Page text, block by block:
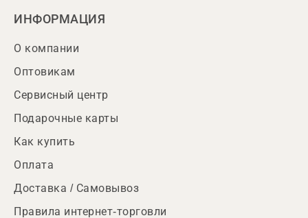
ИНФОРМАЦИЯ
О компании
Оптовикам
Сервисный центр
Подарочные карты
Как купить
Оплата
Доставка / Самовывоз
Правила интернет-торговли